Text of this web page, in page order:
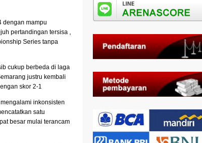
dengan mampu
pertandingan tersisa ,
Series tanpa
cukup berbeda di laga
justru kembali
skor 2-1
inkonsisten
satu
besar mulai terancam